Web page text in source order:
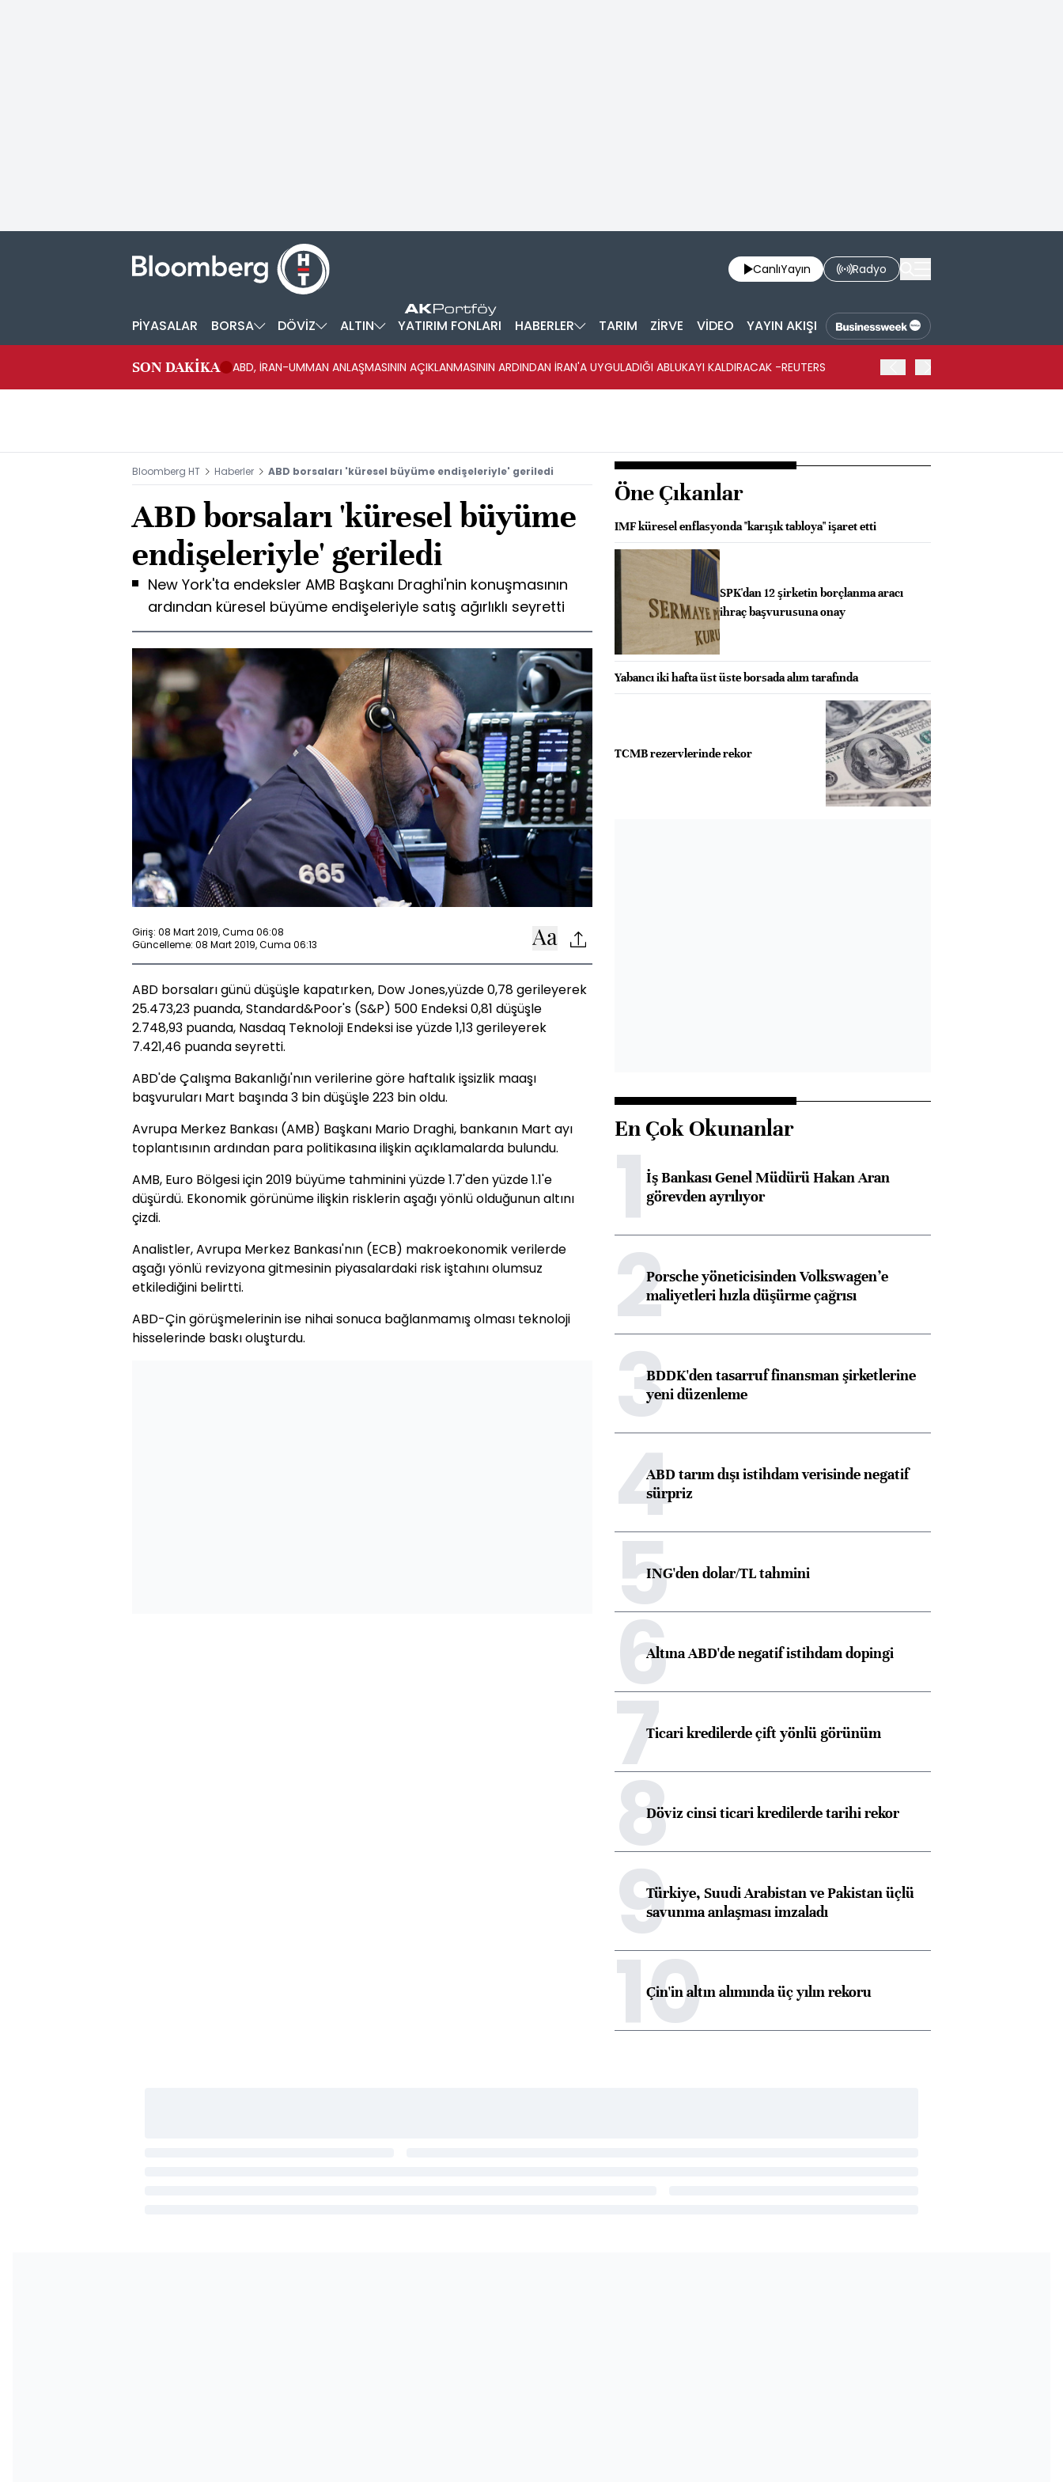
CanlıYayın Radyo
PİYASALAR BORSA DÖVİZ ALTIN YATIRIM FONLARI HABERLER TARIM ZİRVE VİDEO YAYIN AKIŞI
SON DAKİKA ABD, İRAN-UMMAN ANLAŞMASININ AÇIKLANMASININ ARDINDAN İRAN'A UYGULADIĞI ABLUKAYI KALDIRACAK -REUTERS
Bloomberg HT Haberler ABD borsaları 'küresel büyüme endişeleriyle' geriledi
ABD borsaları 'küresel büyüme
endişeleriyle' geriledi
New York'ta endeksler AMB Başkanı Draghi'nin konuşmasının
ardından küresel büyüme endişeleriyle satış ağırlıklı seyretti
Giriş: 08 Mart 2019, Cuma 06:08
Güncelleme: 08 Mart 2019, Cuma 06:13
ABD borsaları günü düşüşle kapatırken, Dow Jones,yüzde 0,78 gerileyerek
25.473,23 puanda, Standard&Poor's (S&P) 500 Endeksi 0,81 düşüşle
2.748,93 puanda, Nasdaq Teknoloji Endeksi ise yüzde 1,13 gerileyerek
7.421,46 puanda seyretti.
ABD'de Çalışma Bakanlığı'nın verilerine göre haftalık işsizlik maaşı
başvuruları Mart başında 3 bin düşüşle 223 bin oldu.
Avrupa Merkez Bankası (AMB) Başkanı Mario Draghi, bankanın Mart ayı
toplantısının ardından para politikasına ilişkin açıklamalarda bulundu.
AMB, Euro Bölgesi için 2019 büyüme tahminini yüzde 1.7'den yüzde 1.1'e
düşürdü. Ekonomik görünüme ilişkin risklerin aşağı yönlü olduğunun altını
çizdi.
Analistler, Avrupa Merkez Bankası'nın (ECB) makroekonomik verilerde
aşağı yönlü revizyona gitmesinin piyasalardaki risk iştahını olumsuz
etkilediğini belirtti.
ABD-Çin görüşmelerinin ise nihai sonuca bağlanmamış olması teknoloji
hisselerinde baskı oluşturdu.
Öne Çıkanlar
IMF küresel enflasyonda "karışık tabloya" işaret etti
SPK'dan 12 şirketin borçlanma aracı
ihraç başvurusuna onay
Yabancı iki hafta üst üste borsada alım tarafında
TCMB rezervlerinde rekor
En Çok Okunanlar
1İş Bankası Genel Müdürü Hakan Aran
görevden ayrılıyor
2Porsche yöneticisinden Volkswagen’e
maliyetleri hızla düşürme çağrısı
3BDDK'den tasarruf finansman şirketlerine
yeni düzenleme
4ABD tarım dışı istihdam verisinde negatif
sürpriz
5ING'den dolar/TL tahmini
6Altına ABD'de negatif istihdam dopingi
7Ticari kredilerde çift yönlü görünüm
8Döviz cinsi ticari kredilerde tarihi rekor
9Türkiye, Suudi Arabistan ve Pakistan üçlü
savunma anlaşması imzaladı
10
Çin'in altın alımında üç yılın rekoru